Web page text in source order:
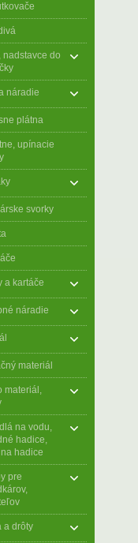
nadstavce do
náradie
plátna
upínacie
svorky
a kartáče
náradie
materiál
materiál,
na vodu,
hadice,
hadice
pre
a drôty